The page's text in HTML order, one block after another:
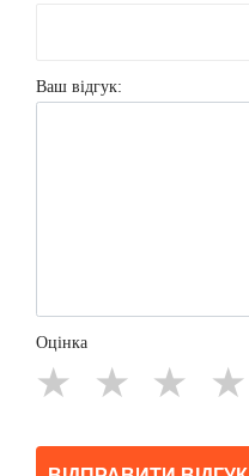
Ваш відгук:
Оцінка
★
★
★
★